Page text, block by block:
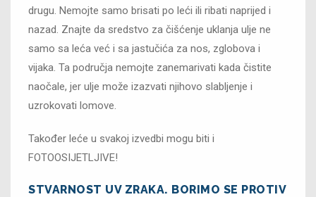
drugu. Nemojte samo brisati po leći ili ribati naprijed i
nazad. Znajte da sredstvo za čišćenje uklanja ulje ne
samo sa leća već i sa jastučića za nos, zglobova i
vijaka. Ta područja nemojte zanemarivati kada čistite
naočale, jer ulje može izazvati njihovo slabljenje i
uzrokovati lomove.
Također leće u svakoj izvedbi mogu biti i
FOTOOSIJETLJIVE!
STVARNOST UV ZRAKA. BORIMO SE PROTIV